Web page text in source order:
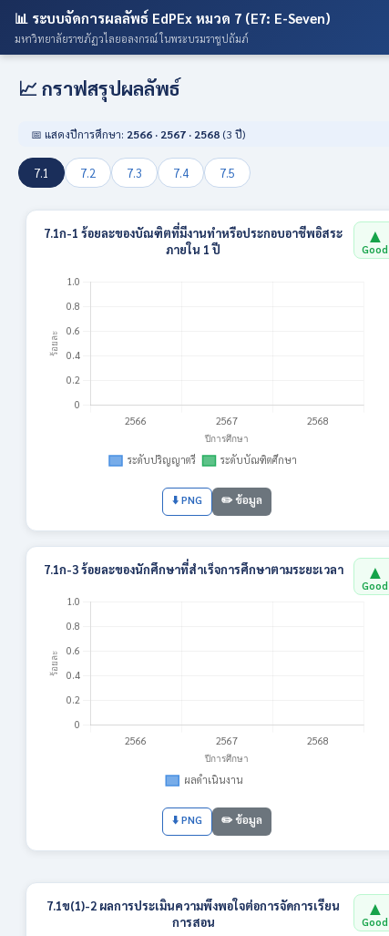
📊 ระบบจัดการผลลัพธ์ EdPEx หมวด 7 (E7: E-Seven)
มหาวิทยาลัยราชภัฏวไลยอลงกรณ์ ในพระบรมราชูปถัมภ์
📈 กราฟสรุปผลลัพธ์
📅 แสดงปีการศึกษา: 2566 · 2567 · 2568 (3 ปี)
7.1 7.2 7.3 7.4 7.5
7.1ก-1 ร้อยละของบัณฑิตที่มีงานทำหรือประกอบอาชีพอิสระ
ภายใน 1 ปี
▲
Good
⬇️ PNG ✏️ ข้อมูล
7.1ก-3 ร้อยละของนักศึกษาที่สำเร็จการศึกษาตามระยะเวลา ▲
Good
⬇️ PNG ✏️ ข้อมูล
7.1ข(1)-2 ผลการประเมินความพึงพอใจต่อการจัดการเรียน
การสอน
▲
Good